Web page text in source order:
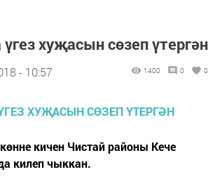
хуҗасын сөзеп үтергән
- 10:57 1400 0 0
кичен Чистай районы Кече
килеп чыккан.